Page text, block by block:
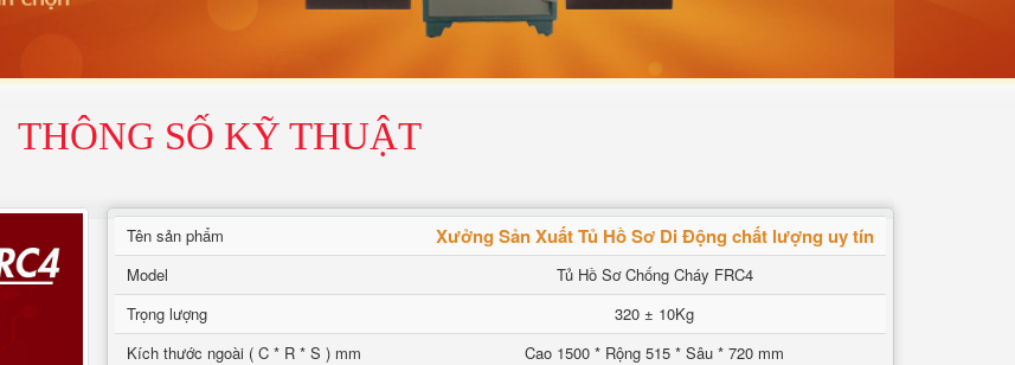
THÔNG SỐ KỸ THUẬT
Tên sản phẩm Xưởng Sản Xuất Tủ Hồ Sơ Di Động chất lượng uy tín
Model
Tủ Hồ Sơ Chống Cháy FRC4
Trọng lượng
320 ± 10Kg
Kích thước ngoài ( C * R * S ) mm
Cao 1500 * Rộng 515 * Sâu * 720 mm